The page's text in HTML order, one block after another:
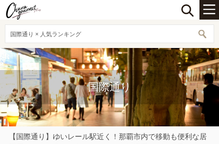
国際通り × 人気ランキング
国際通り
【国際通り】ゆいレール駅近く！那覇市内で移動も便利な居